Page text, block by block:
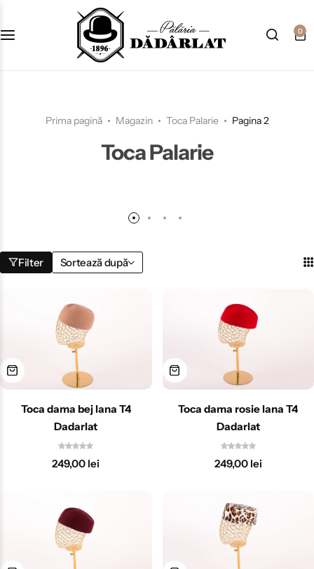
0
Prima pagină Magazin Toca Palarie Pagina 2
Toca Palarie
Filter Sortează după
Toca dama bej lana T4
Dadarlat
249,00 lei
Toca dama rosie lana T4
Dadarlat
249,00 lei